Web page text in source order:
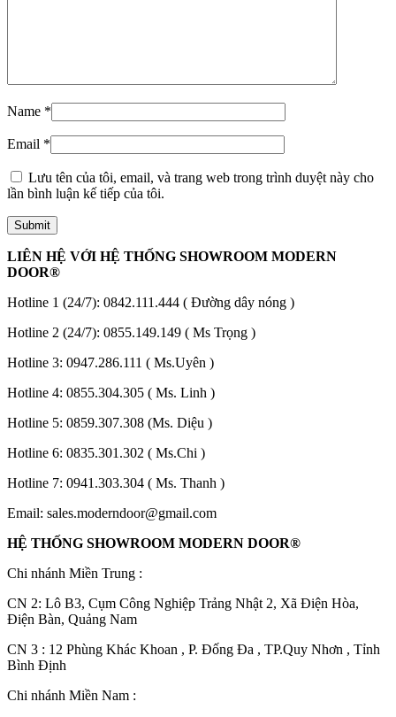
CỬA GỖ
Cửa Gỗ HDF Veneer
Name *
Email *
Lưu tên của tôi, email, và trang web trong trình duyệt này cho
lần bình luận kế tiếp của tôi.
LIÊN HỆ VỚI HỆ THỐNG SHOWROOM MODERN
DOOR®
Hotline 1 (24/7): 0842.111.444 ( Đường dây nóng )
Hotline 2 (24/7): 0855.149.149 ( Ms Trọng )
Hotline 3: 0947.286.111 ( Ms.Uyên )
Hotline 4: 0855.304.305 ( Ms. Linh )
Hotline 5: 0859.307.308 (Ms. Diệu )
Hotline 6: 0835.301.302 ( Ms.Chi )
Hotline 7: 0941.303.304 ( Ms. Thanh )
Email: sales.moderndoor@gmail.com
HỆ THỐNG SHOWROOM MODERN DOOR®
Chi nhánh Miền Trung :
CN 2: Lô B3, Cụm Công Nghiệp Trảng Nhật 2, Xã Điện Hòa,
Điện Bàn, Quảng Nam
CN 3 : 12 Phùng Khác Khoan , P. Đống Đa , TP.Quy Nhơn , Tỉnh
Bình Định
Chi nhánh Miền Nam :